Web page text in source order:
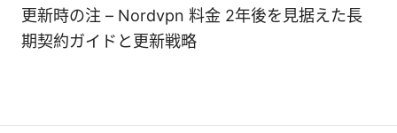
更新時の注 – Nordvpn 料金 2年後を見据えた長
期契約ガイドと更新戦略